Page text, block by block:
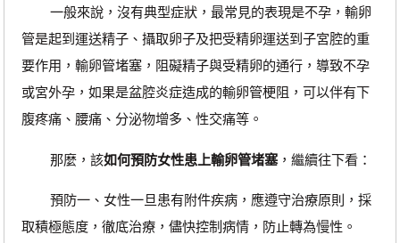
一般來說，沒有典型症狀，最常見的表現是不孕，輸卵
管是起到運送精子、攝取卵子及把受精卵運送到子宮腔的重
要作用，輸卵管堵塞，阻礙精子與受精卵的通行，導致不孕
或宮外孕，如果是盆腔炎症造成的輸卵管梗阻，可以伴有下
腹疼痛、腰痛、分泌物增多、性交痛等。
那麼，該如何預防女性患上輸卵管堵塞，繼續往下看：
預防一、女性一旦患有附件疾病，應遵守治療原則，採
取積極態度，徹底治療，儘快控制病情，防止轉為慢性。